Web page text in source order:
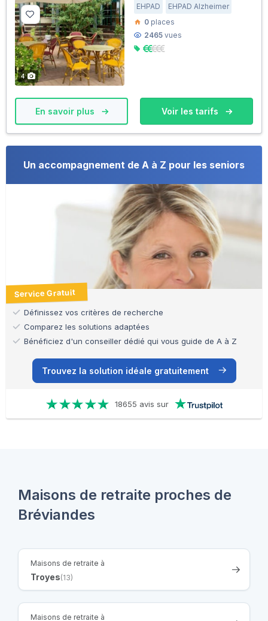
4
EHPAD
EHPAD Alzheimer
0 places
2465 vues
En savoir plus Voir les tarifs
Un accompagnement de A à Z pour les seniors
Service Gratuit
Définissez vos critères de recherche
Comparez les solutions adaptées
Bénéficiez d'un conseiller dédié qui vous guide de A à Z
Trouvez la solution idéale gratuitement
18655 avis sur
Maisons de retraite proches de
Bréviandes
Maisons de retraite à
Troyes(13)
Maisons de retraite à